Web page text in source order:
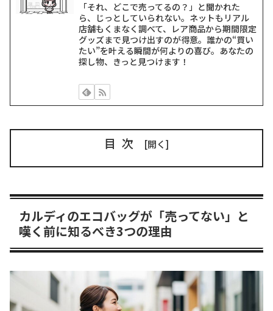
「それ、どこで売ってるの？」と聞かれた
ら、じっとしていられない。ネットもリアル
店舗もくまなく調べて、レア商品から期間限定
グッズまで見つけ出すのが得意。誰かの“買い
たい”を叶える瞬間が何よりの喜び。あなたの
探し物、きっと見つけます！
目次
カルディのエコバッグが「売ってない」と
嘆く前に知るべき3つの理由